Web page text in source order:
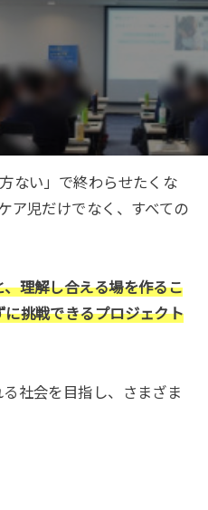
ない」で終わらせたくな
ア児だけでなく、すべての
理解し合える場を作るこ
挑戦できるプロジェクト
社会を目指し、さまざま